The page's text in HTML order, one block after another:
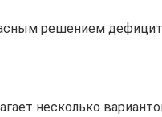
решением
несколько